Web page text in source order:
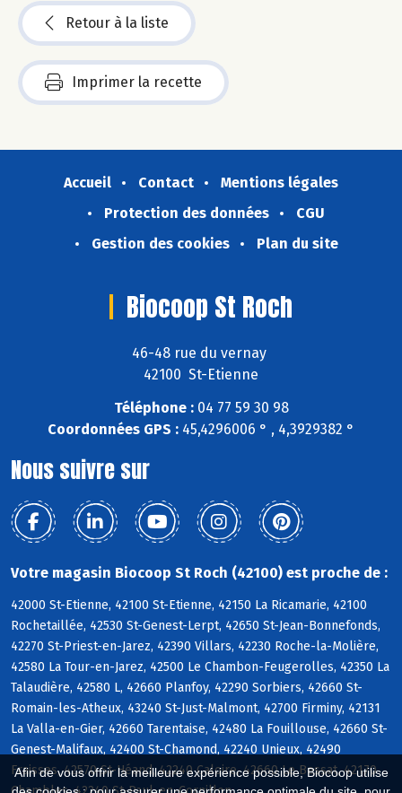
Afin de vous offrir la meilleure expérience possible, Biocoop utilise
Retour à la liste
Imprimer la recette
Accueil Contact
Mentions légales
Protection des données
CGU
Gestion des cookies
Plan du site
Biocoop St Roch
46-48 rue du vernay
42100 St-Etienne
Téléphone :04 77 59 30 98
Coordonnées GPS : 45,4296006 ° , 4,3929382 °
Nous suivre sur
Votre magasin Biocoop St Roch (42100) est proche de :
42000 St-Etienne, 42100 St-Etienne, 42150 La Ricamarie, 42100
Rochetaillée, 42530 St-Genest-Lerpt, 42650 St-Jean-Bonnefonds,
42270 St-Priest-en-Jarez, 42390 Villars, 42230 Roche-la-Molière,
42580 La Tour-en-Jarez, 42500 Le Chambon-Feugerolles, 42350 La
Talaudière, 42580 L, 42660 Planfoy, 42290 Sorbiers, 42660 St-
Romain-les-Atheux, 43240 St-Just-Malmont, 42700 Firminy, 42131
La Valla-en-Gier, 42660 Tarentaise, 42480 La Fouillouse, 42660 St-
Genest-Malifaux, 42400 St-Chamond, 42240 Unieux, 42490
Fraisses, 42570 St-Héand, 42240 Caloire, 42660 Le Bessat, 42170